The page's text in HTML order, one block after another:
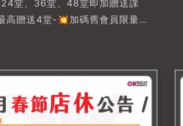
堂、36堂、48堂即加贈送課
高贈送4堂-💥加碼舊會員限量
年，又等到了要犒賞自己的月
碌之際也需要幫自己打造個滿分
教練一同與你，努力鍛鍊
自己。#免費體驗 來就對了💃💃